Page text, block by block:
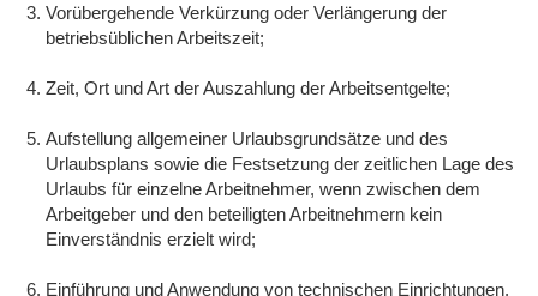
Vorübergehende Verkürzung oder Verlängerung der
betriebsüblichen Arbeitszeit;
Zeit, Ort und Art der Auszahlung der Arbeitsentgelte;
Aufstellung allgemeiner Urlaubsgrundsätze und des
Urlaubsplans sowie die Festsetzung der zeitlichen Lage des
Urlaubs für einzelne Arbeitnehmer, wenn zwischen dem
Arbeitgeber und den beteiligten Arbeitnehmern kein
Einverständnis erzielt wird;
Einführung und Anwendung von technischen Einrichtungen,